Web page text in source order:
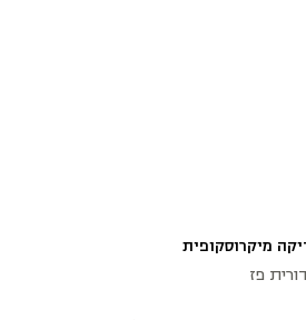
מיקרוסקופית
פז